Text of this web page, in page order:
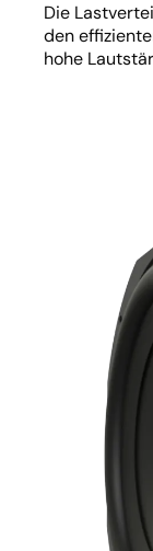
Die
den
hohe